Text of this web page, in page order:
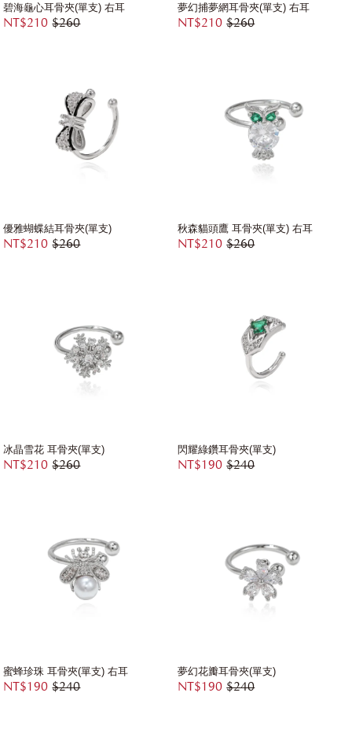
碧海龜心耳骨夾(單支) 右耳
NT$210 $260
夢幻捕夢網耳骨夾(單支) 右耳
NT$210 $260
優雅蝴蝶結耳骨夾(單支)
NT$210 $260
秋森貓頭鷹 耳骨夾(單支) 右耳
NT$210 $260
冰晶雪花 耳骨夾(單支)
NT$210 $260
閃耀綠鑽耳骨夾(單支)
NT$190 $240
蜜蜂珍珠 耳骨夾(單支) 右耳
NT$190 $240
夢幻花瓣耳骨夾(單支)
NT$190 $240